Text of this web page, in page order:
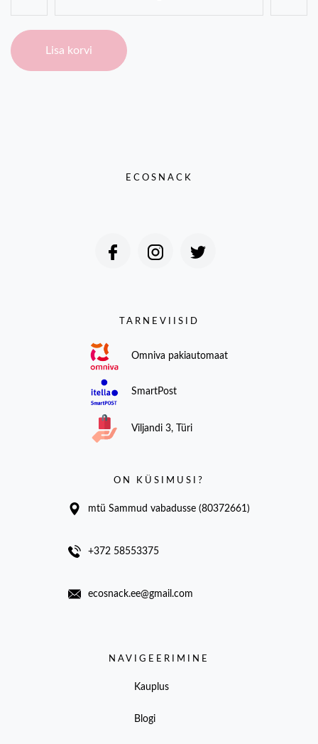
Lisa korvi
ECOSNACK
TARNEVIISID
Omniva pakiautomaat
SmartPost
Viljandi 3, Türi
ON KÜSIMUSI?
mtü Sammud vabadusse (80372661)
+372 58553375
ecosnack.ee@gmail.com
NAVIGEERIMINE
Kauplus
Blogi